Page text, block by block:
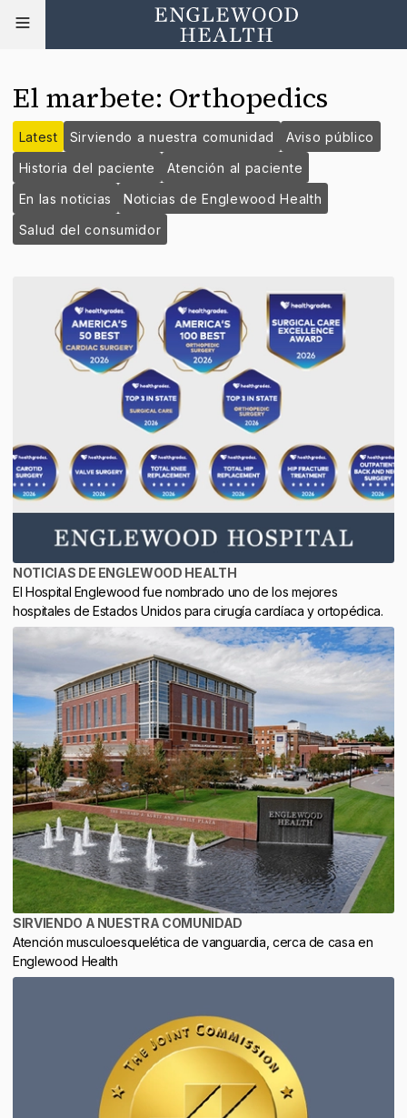
El marbete: Orthopedics
Latest Sirviendo a nuestra comunidad
Aviso público
Historia del paciente
Atención al paciente
En las noticias
Noticias de Englewood Health
Salud del consumidor
NOTICIAS DE ENGLEWOOD HEALTH
El Hospital Englewood fue nombrado uno de los mejores
hospitales de Estados Unidos para cirugía cardíaca y ortopédica.
SIRVIENDO A NUESTRA COMUNIDAD
Atención musculoesquelética de vanguardia, cerca de casa en
Englewood Health